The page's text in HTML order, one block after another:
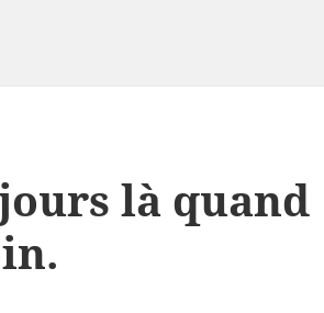
là quand